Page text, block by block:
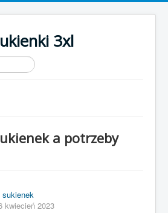
3xl
damskie
a potrzeby
sukienek
kwiecień 2023